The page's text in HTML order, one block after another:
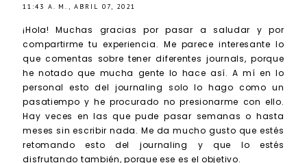
11:43 A. M., ABRIL 07, 2021
¡Hola! Muchas gracias por pasar a saludar y por
compartirme tu experiencia. Me parece interesante lo
que comentas sobre tener diferentes journals, porque
he notado que mucha gente lo hace así. A mí en lo
personal esto del journaling solo lo hago como un
pasatiempo y he procurado no presionarme con ello.
Hay veces en las que pude pasar semanas o hasta
meses sin escribir nada. Me da mucho gusto que estés
retomando esto del journaling y que lo estés
disfrutando también, porque ese es el objetivo.